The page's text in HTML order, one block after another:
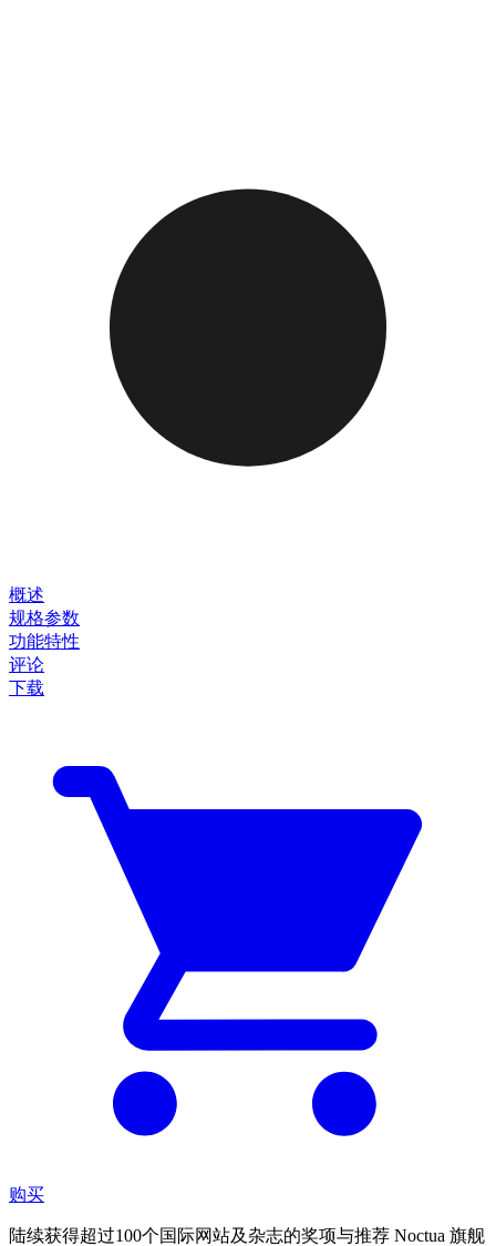
概述
规格参数
功能特性
评论
下载
购买
陆续获得超过100个国际网站及杂志的奖项与推荐 Noctua 旗舰